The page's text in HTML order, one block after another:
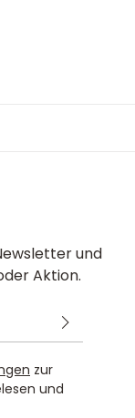
und
Aktion.
zur
und